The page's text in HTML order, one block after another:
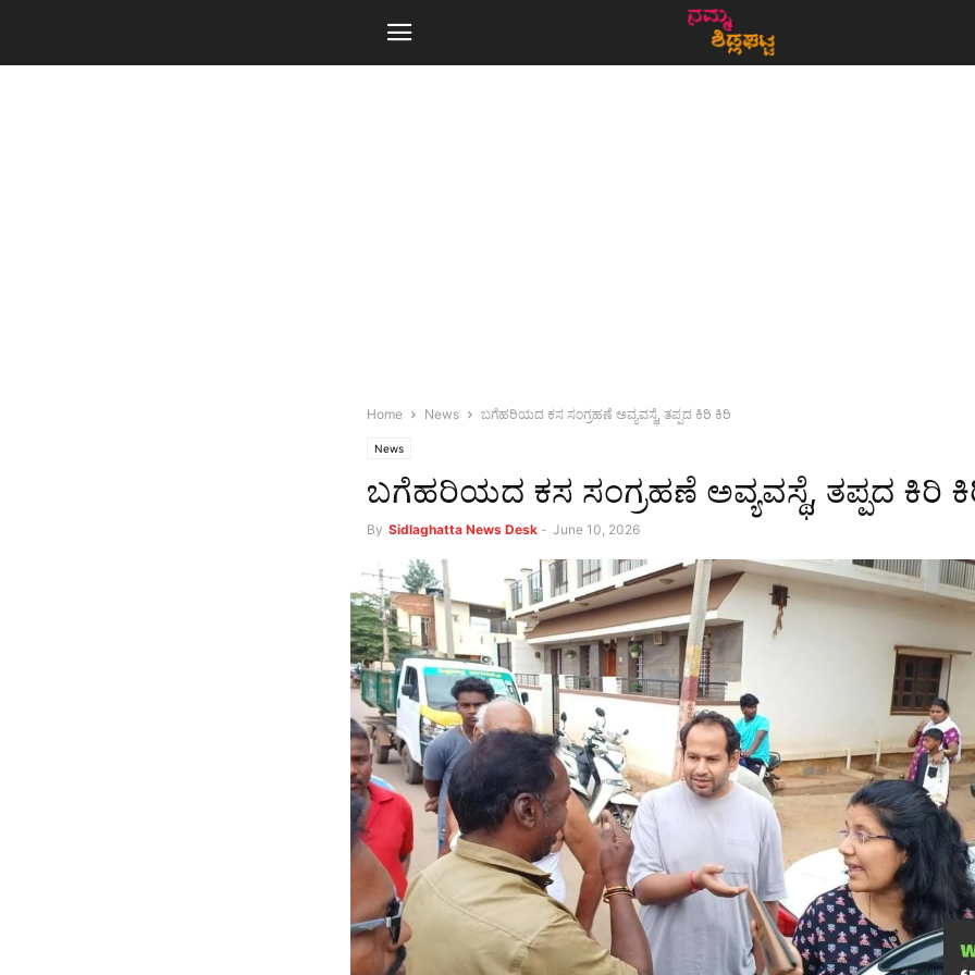
Home News ಬಗೆಹರಿಯದ ಕಸ ಸಂಗ್ರಹಣೆ ಅವ್ಯವಸ್ಥೆ, ತಪ್ಪದ ಕಿರಿ ಕಿರಿ
News
ಬಗೆಹರಿಯದ ಕಸ ಸಂಗ್ರಹಣೆ ಅವ್ಯವಸ್ಥೆ, ತಪ್ಪದ ಕಿರಿ
By Sidlaghatta News Desk - June 10, 2026